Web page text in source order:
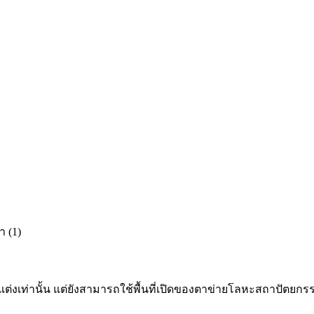
งเท่านั้น แต่ยังสามารถใช้พื้นที่เปิดของตาข่ายโลหะสถาปัตยก